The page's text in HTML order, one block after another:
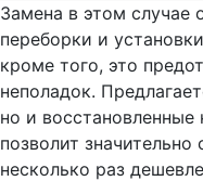
Замена в этом случае
переборки и
кроме того, это
неполадок.
но и восстановленные
позволит
несколько раз